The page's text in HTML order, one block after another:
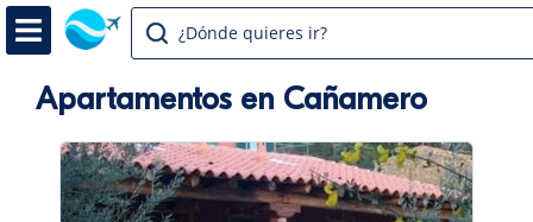
¿Dónde quieres ir?
Apartamentos en Cañamero